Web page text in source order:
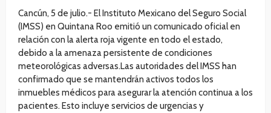
Cancún, 5 de julio.- El Instituto Mexicano del Seguro Social
(IMSS) en Quintana Roo emitió un comunicado oficial en
relación con la alerta roja vigente en todo el estado,
debido a la amenaza persistente de condiciones
meteorológicas adversas.Las autoridades del IMSS han
confirmado que se mantendrán activos todos los
inmuebles médicos para asegurar la atención continua a los
pacientes. Esto incluye servicios de urgencias y